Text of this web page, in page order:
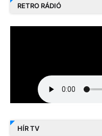
RETRO RÁDIÓ
HÍR TV